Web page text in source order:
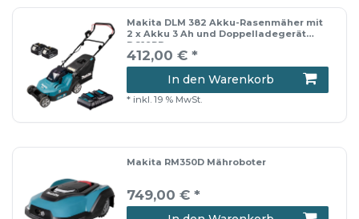
Makita DLM 382 Akku-Rasenmäher mit
2 x Akku 3 Ah und Doppelladegerät
DC18RD
412,00 € *
In den Warenkorb
* inkl. 19 % MwSt.
Makita RM350D Mähroboter
749,00 € *